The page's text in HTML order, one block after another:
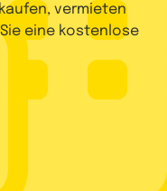
vermieten
eine kostenlose